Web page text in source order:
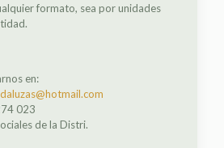
formato, sea por unidades
en:
023
de la Distri.